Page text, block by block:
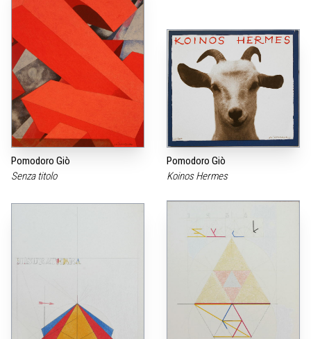
Pomodoro Giò
Senza titolo
Pomodoro Giò
Koinos Hermes